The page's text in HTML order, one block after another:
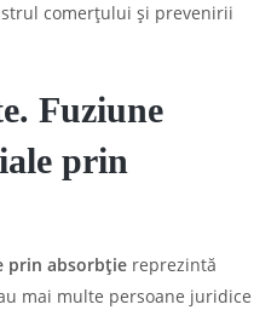
comerțului și prevenirii
Fuziune
prin
prin absorbție reprezintă
mai multe persoane juridice